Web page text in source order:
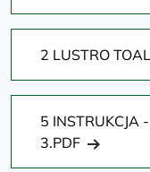
2 LUSTRO
5 INSTRUKCJA
3.PDF